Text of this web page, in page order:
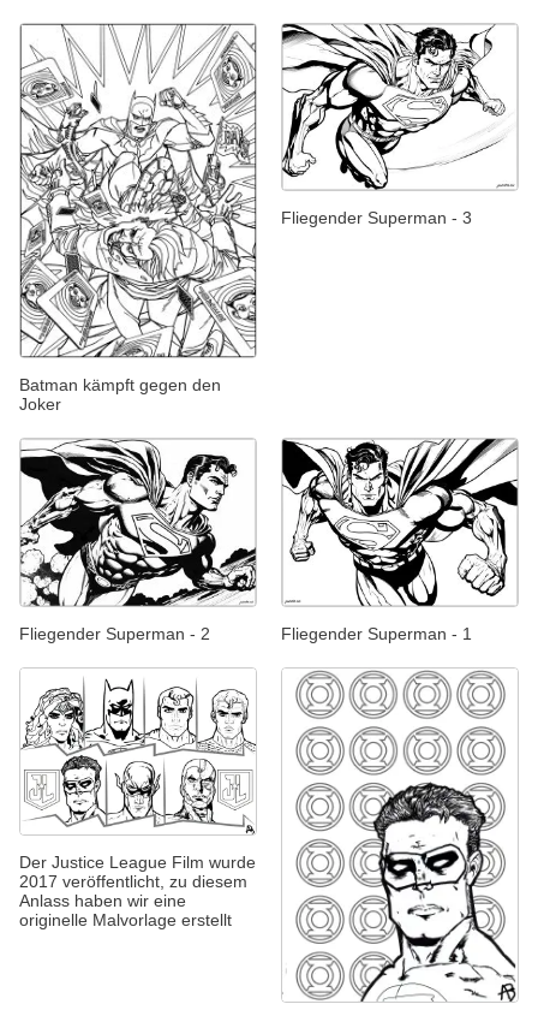
Batman kämpft gegen den
Joker
Fliegender Superman - 3
Fliegender Superman - 2 Fliegender Superman - 1
Der Justice League Film wurde
2017 veröffentlicht, zu diesem
Anlass haben wir eine
originelle Malvorlage erstellt